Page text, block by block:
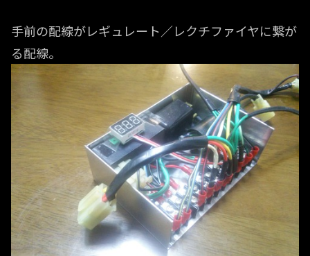
手前の配線がレギュレート／レクチファイヤに繋が
る配線。